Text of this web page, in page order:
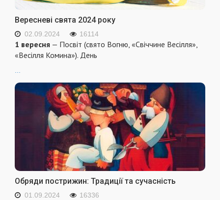
Вересневі свята 2024 року
02.09.2024 16114
1 вересня — Посвіт (свято Вогню, «Свіччине Весілля»,
«Весілля Комина»). День
Обряди пострижин: Традиції та сучасність
01.09.2024 16336